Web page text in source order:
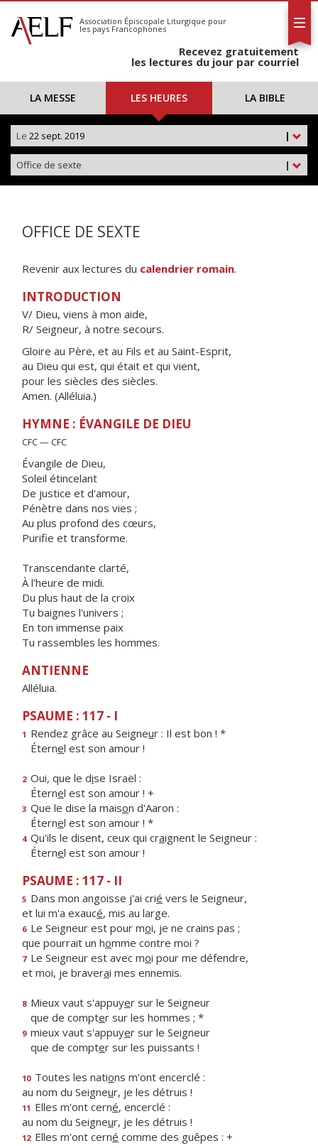
S'abonner
Calendrier
Association Épiscopale Liturgique pour
les pays Francophones
Recevez gratuitement
les lectures du jour par courriel
LA MESSE LES HEURES LA BIBLE
|
Le 22 sept. 2019
|
Office de sexte
OFFICE DE SEXTE
Revenir aux lectures du calendrier romain.
INTRODUCTION
V/ Dieu, viens à mon aide,
R/ Seigneur, à notre secours.
Gloire au Père, et au Fils et au Saint-Esprit,
au Dieu qui est, qui était et qui vient,
pour les siècles des siècles.
Amen. (Alléluia.)
HYMNE : ÉVANGILE DE DIEU
CFC — CFC
Évangile de Dieu,
Soleil étincelant
De justice et d'amour,
Pénètre dans nos vies ;
Au plus profond des cœurs,
Purifie et transforme.
Transcendante clarté,
À l'heure de midi.
Du plus haut de la croix
Tu baignes l'univers ;
En ton immense paix
Tu rassembles les hommes.
ANTIENNE
Alléluia.
PSAUME : 117 - I
1 Rendez grâce au Seigneur : Il est bon ! *
Éternel est son amour !
2 Oui, que le dise Israël :
Éternel est son amour ! +
3 Que le dise la maison d'Aaron :
Éternel est son amour ! *
4 Qu'ils le disent, ceux qui craignent le Seigneur :
Éternel est son amour !
PSAUME : 117 - II
5 Dans mon angoisse j'ai crié vers le Seigneur,
et lui m'a exaucé, mis au large.
6 Le Seigneur est pour moi, je ne crains pas ;
que pourrait un homme contre moi ?
7 Le Seigneur est avec moi pour me défendre,
et moi, je braverai mes ennemis.
8 Mieux vaut s'appuyer sur le Seigneur
que de compter sur les hommes ; *
9 mieux vaut s'appuyer sur le Seigneur
que de compter sur les puissants !
10 Toutes les nations m'ont encerclé :
au nom du Seigneur, je les détruis !
11 Elles m'ont cerné, encerclé :
au nom du Seigneur, je les détruis !
12 Elles m'ont cerné comme des guêpes : +